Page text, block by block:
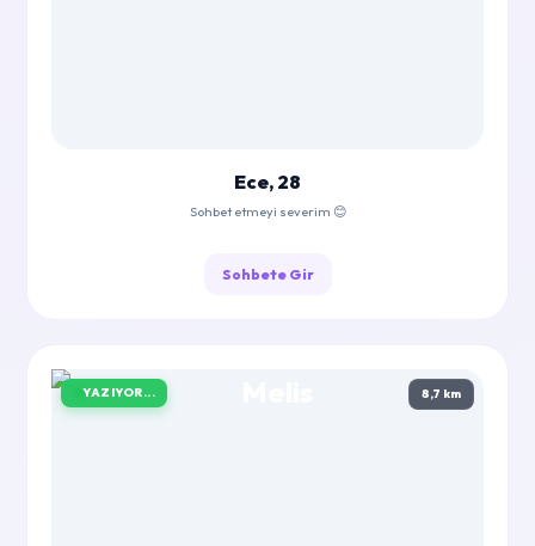
Ece, 28
Sohbet etmeyi severim 😊
Sohbete Gir
YAZIYOR... 8,7 km